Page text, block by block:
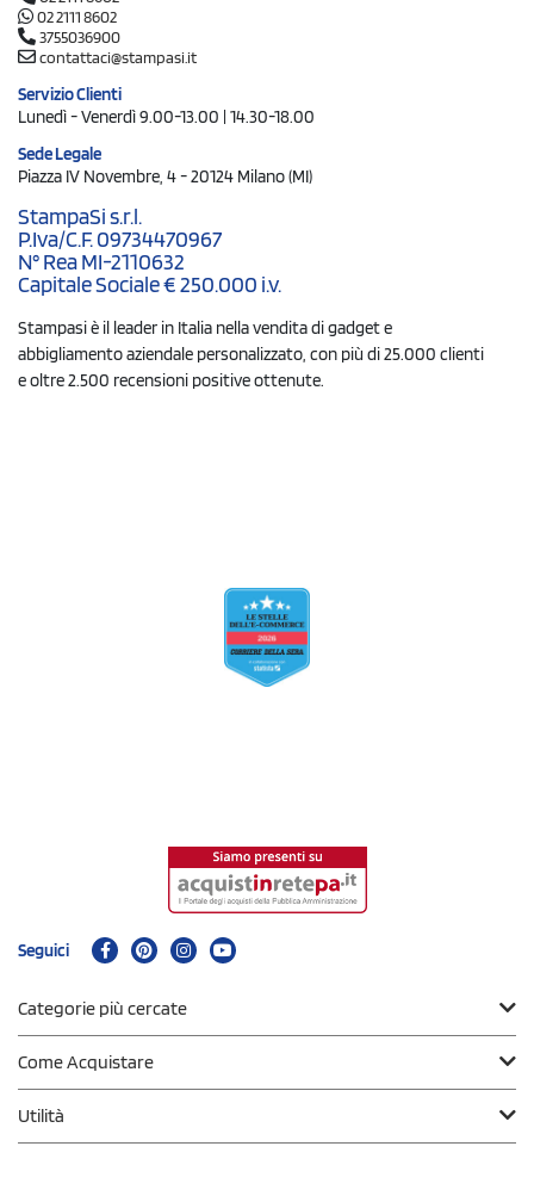
02 2111 8602
3755036900
contattaci@stampasi.it
Servizio Clienti
Lunedì - Venerdì 9.00-13.00 | 14.30-18.00
Sede Legale
Piazza IV Novembre, 4 - 20124 Milano (MI)
StampaSi s.r.l.
P.Iva/C.F. 09734470967
N° Rea MI-2110632
Capitale Sociale € 250.000 i.v.
Stampasi è il leader in Italia nella vendita di gadget e
abbigliamento aziendale personalizzato, con più di 25.000 clienti
e oltre 2.500 recensioni positive ottenute.
Seguici
Categorie più cercate
Come Acquistare
Utilità